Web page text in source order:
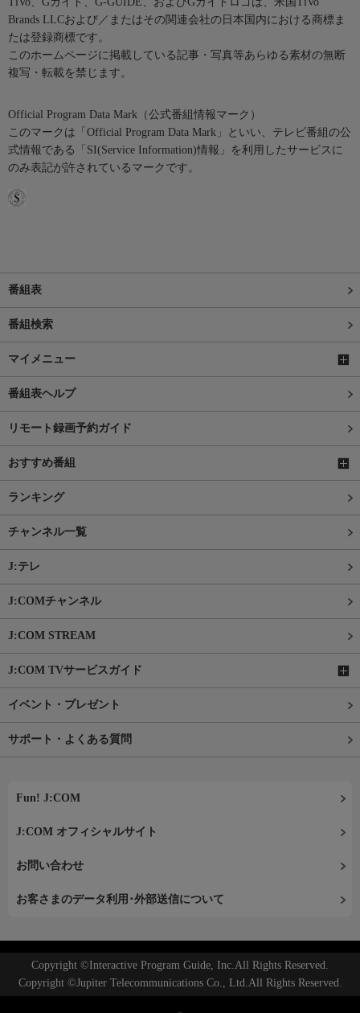
Brands LLCおよび／またはその関連会社の日本国内における商標ま
たは登録商標です。
このホームページに掲載している記事・写真等あらゆる素材の無断
複写・転載を禁じます。
Official Program Data Mark（公式番組情報マーク）
このマークは「Official Program Data Mark」といい、テレビ番組の公
式情報である「SI(Service Information)情報」を利用したサービスに
のみ表記が許されているマークです。
番組表
番組検索
マイメニュー
番組表ヘルプ
リモート録画予約ガイド
おすすめ番組
ランキング
チャンネル一覧
J:テレ
J:COMチャンネル
J:COM STREAM
J:COM TVサービスガイド
イベント・プレゼント
サポート・よくある質問
Fun! J:COM
J:COM オフィシャルサイト
お問い合わせ
お客さまのデータ利用･外部送信について
Copyright ©Interactive Program Guide, Inc.All Rights Reserved.
Copyright ©Jupiter Telecommunications Co., Ltd.All Rights Reserved.